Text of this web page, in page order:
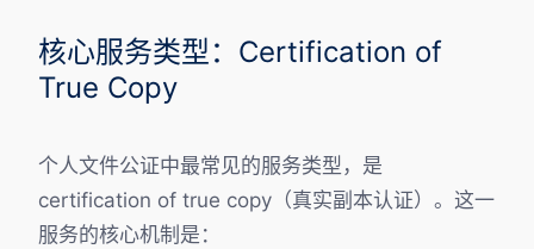
核心服务类型：Certification of
True Copy
个人文件公证中最常见的服务类型，是
certification of true copy（真实副本认证）。这一
服务的核心机制是：